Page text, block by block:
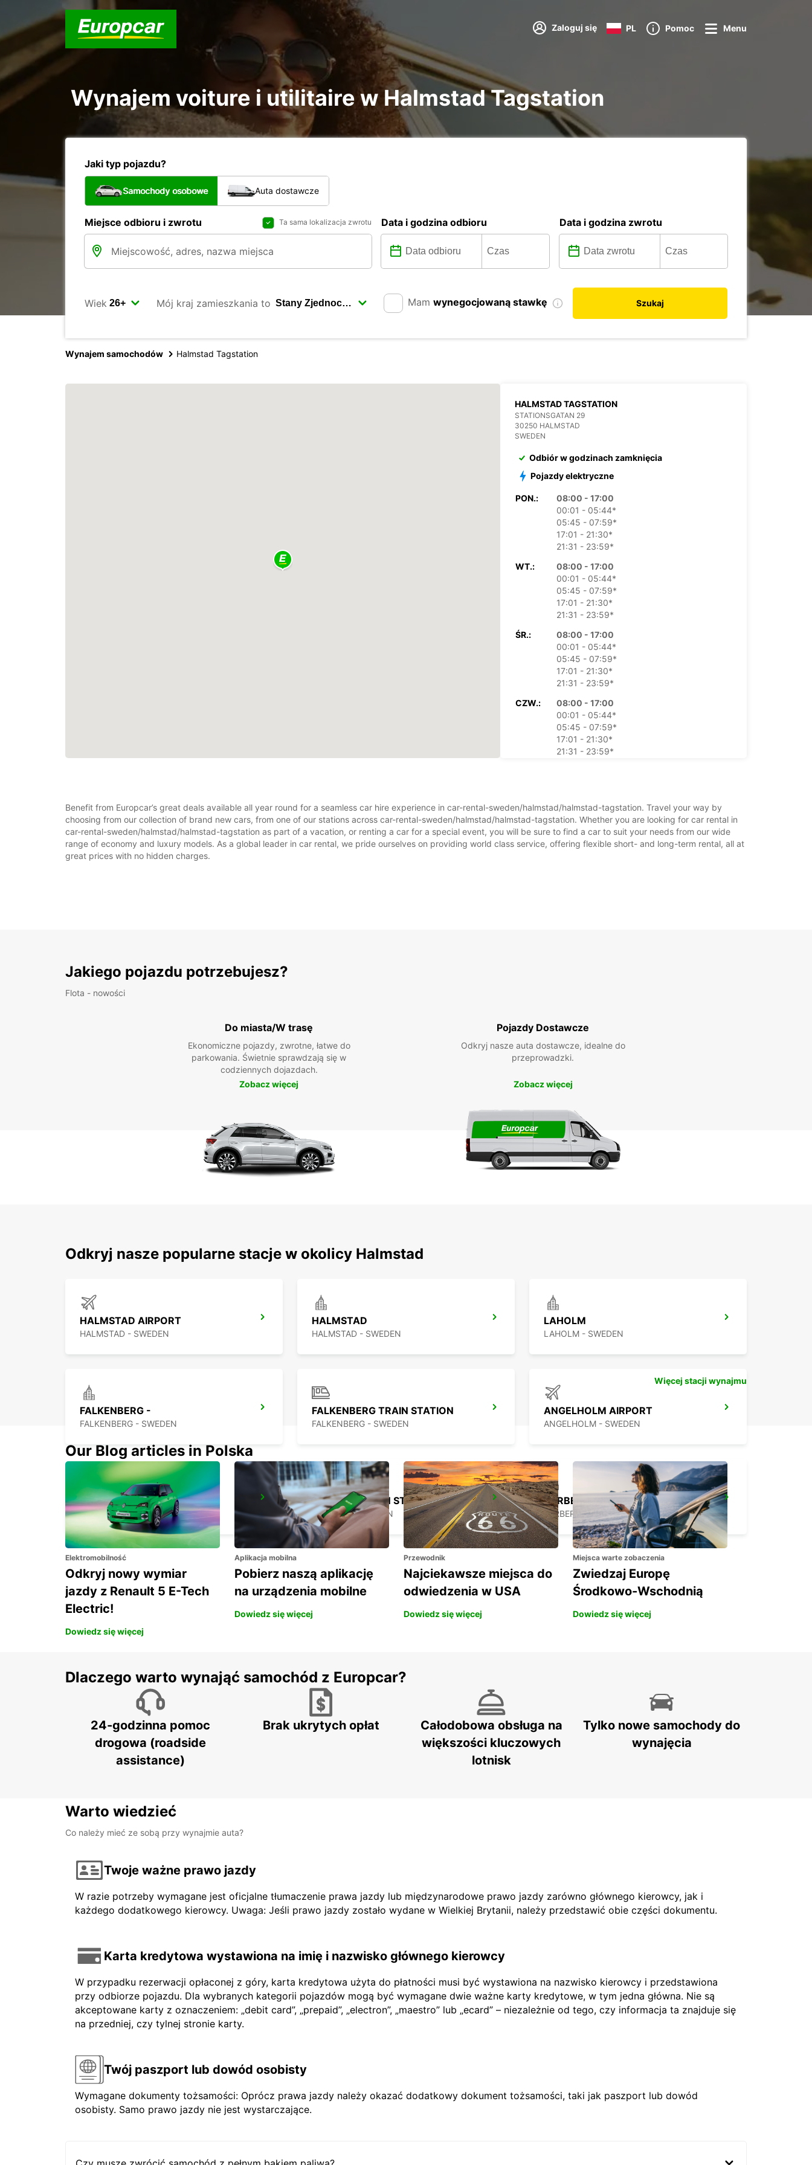
Zaloguj się PL Pomoc Menu
Wynajem voiture i utilitaire w Halmstad Tagstation
Jaki typ pojazdu?
Samochody osobowe Auta dostawcze
Miejsce odbioru i zwrotu Ta sama lokalizacja zwrotu Data i godzina odbioru Data i godzina zwrotu
Wiek Mój kraj zamieszkania to Mam wynegocjowaną stawkę Szukaj
Wynajem samochodów Halmstad Tagstation
HALMSTAD TAGSTATION
STATIONSGATAN 29
30250 HALMSTAD
SWEDEN
Odbiór w godzinach zamknięcia
Pojazdy elektryczne
PON.:
08:00 - 17:00
00:01 - 05:44*
05:45 - 07:59*
17:01 - 21:30*
21:31 - 23:59*
WT.:
08:00 - 17:00
00:01 - 05:44*
05:45 - 07:59*
17:01 - 21:30*
21:31 - 23:59*
ŚR.:
08:00 - 17:00
00:01 - 05:44*
05:45 - 07:59*
17:01 - 21:30*
21:31 - 23:59*
CZW.:
08:00 - 17:00
00:01 - 05:44*
05:45 - 07:59*
17:01 - 21:30*
21:31 - 23:59*
17:01 - 21:30*
21:31 - 23:59*
SOB.:
Zamknięte
00:01 - 07:59*
Plan podróży
Benefit from Europcar’s great deals available all year round for a seamless car hire experience in car-rental-sweden/halmstad/halmstad-tagstation. Travel your way by
choosing from our collection of brand new cars, from one of our stations across car-rental-sweden/halmstad/halmstad-tagstation. Whether you are looking for car rental in
car-rental-sweden/halmstad/halmstad-tagstation as part of a vacation, or renting a car for a special event, you will be sure to find a car to suit your needs from our wide
range of economy and luxury models. As a global leader in car rental, we pride ourselves on providing world class service, offering flexible short- and long-term rental, all at
great prices with no hidden charges.
Jakiego pojazdu potrzebujesz?
Flota - nowości
Do miasta/W trasę
Ekonomiczne pojazdy, zwrotne, łatwe do
parkowania. Świetnie sprawdzają się w
codziennych dojazdach.
Zobacz więcej
Pojazdy Dostawcze
Odkryj nasze auta dostawcze, idealne do
przeprowadzki.
Zobacz więcej
Odkryj nasze popularne stacje w okolicy Halmstad
HALMSTAD AIRPORT
HALMSTAD - SWEDEN
HALMSTAD
HALMSTAD - SWEDEN
LAHOLM
LAHOLM - SWEDEN
FALKENBERG -
FALKENBERG - SWEDEN
FALKENBERG TRAIN STATION
FALKENBERG - SWEDEN
ANGELHOLM AIRPORT
ANGELHOLM - SWEDEN
ANGELHOLM
ANGELHOLM - SWEDEN
VARBERG TRAIN STATION
VARBERG - SWEDEN
VARBERG
VARBERG - SWEDEN
Więcej stacji wynajmu
Our Blog articles in Polska
Elektromobilność
Odkryj nowy wymiar
jazdy z Renault 5 E-Tech
Electric!
Dowiedz się więcej
Aplikacja mobilna
Pobierz naszą aplikację
na urządzenia mobilne
Dowiedz się więcej
Przewodnik
Najciekawsze miejsca do
odwiedzenia w USA
Dowiedz się więcej
Miejsca warte zobaczenia
Zwiedzaj Europę
Środkowo-Wschodnią
Dowiedz się więcej
Dlaczego warto wynająć samochód z Europcar?
24-godzinna pomoc
drogowa (roadside
assistance)
Brak ukrytych opłat
Całodobowa obsługa na
większości kluczowych
lotnisk
Tylko nowe samochody do
wynajęcia
Warto wiedzieć
Co należy mieć ze sobą przy wynajmie auta?
Twoje ważne prawo jazdy
W razie potrzeby wymagane jest oficjalne tłumaczenie prawa jazdy lub międzynarodowe prawo jazdy zarówno głównego kierowcy, jak i
każdego dodatkowego kierowcy. Uwaga: Jeśli prawo jazdy zostało wydane w Wielkiej Brytanii, należy przedstawić obie części dokumentu.
Karta kredytowa wystawiona na imię i nazwisko głównego kierowcy
W przypadku rezerwacji opłaconej z góry, karta kredytowa użyta do płatności musi być wystawiona na nazwisko kierowcy i przedstawiona
przy odbiorze pojazdu. Dla wybranych kategorii pojazdów mogą być wymagane dwie ważne karty kredytowe, w tym jedna główna. Nie są
akceptowane karty z oznaczeniem: „debit card”, „prepaid”, „electron”, „maestro” lub „ecard” – niezależnie od tego, czy informacja ta znajduje się
na przedniej, czy tylnej stronie karty.
Twój paszport lub dowód osobisty
Wymagane dokumenty tożsamości: Oprócz prawa jazdy należy okazać dodatkowy dokument tożsamości, taki jak paszport lub dowód
osobisty. Samo prawo jazdy nie jest wystarczające.